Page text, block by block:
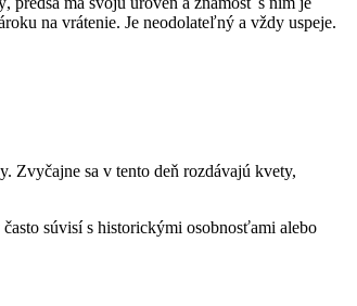
na vrátenie. Je neodolateľný a vždy uspeje.
Zvyčajne sa v tento deň rozdávajú kvety,
súvisí s historickými osobnosťami alebo